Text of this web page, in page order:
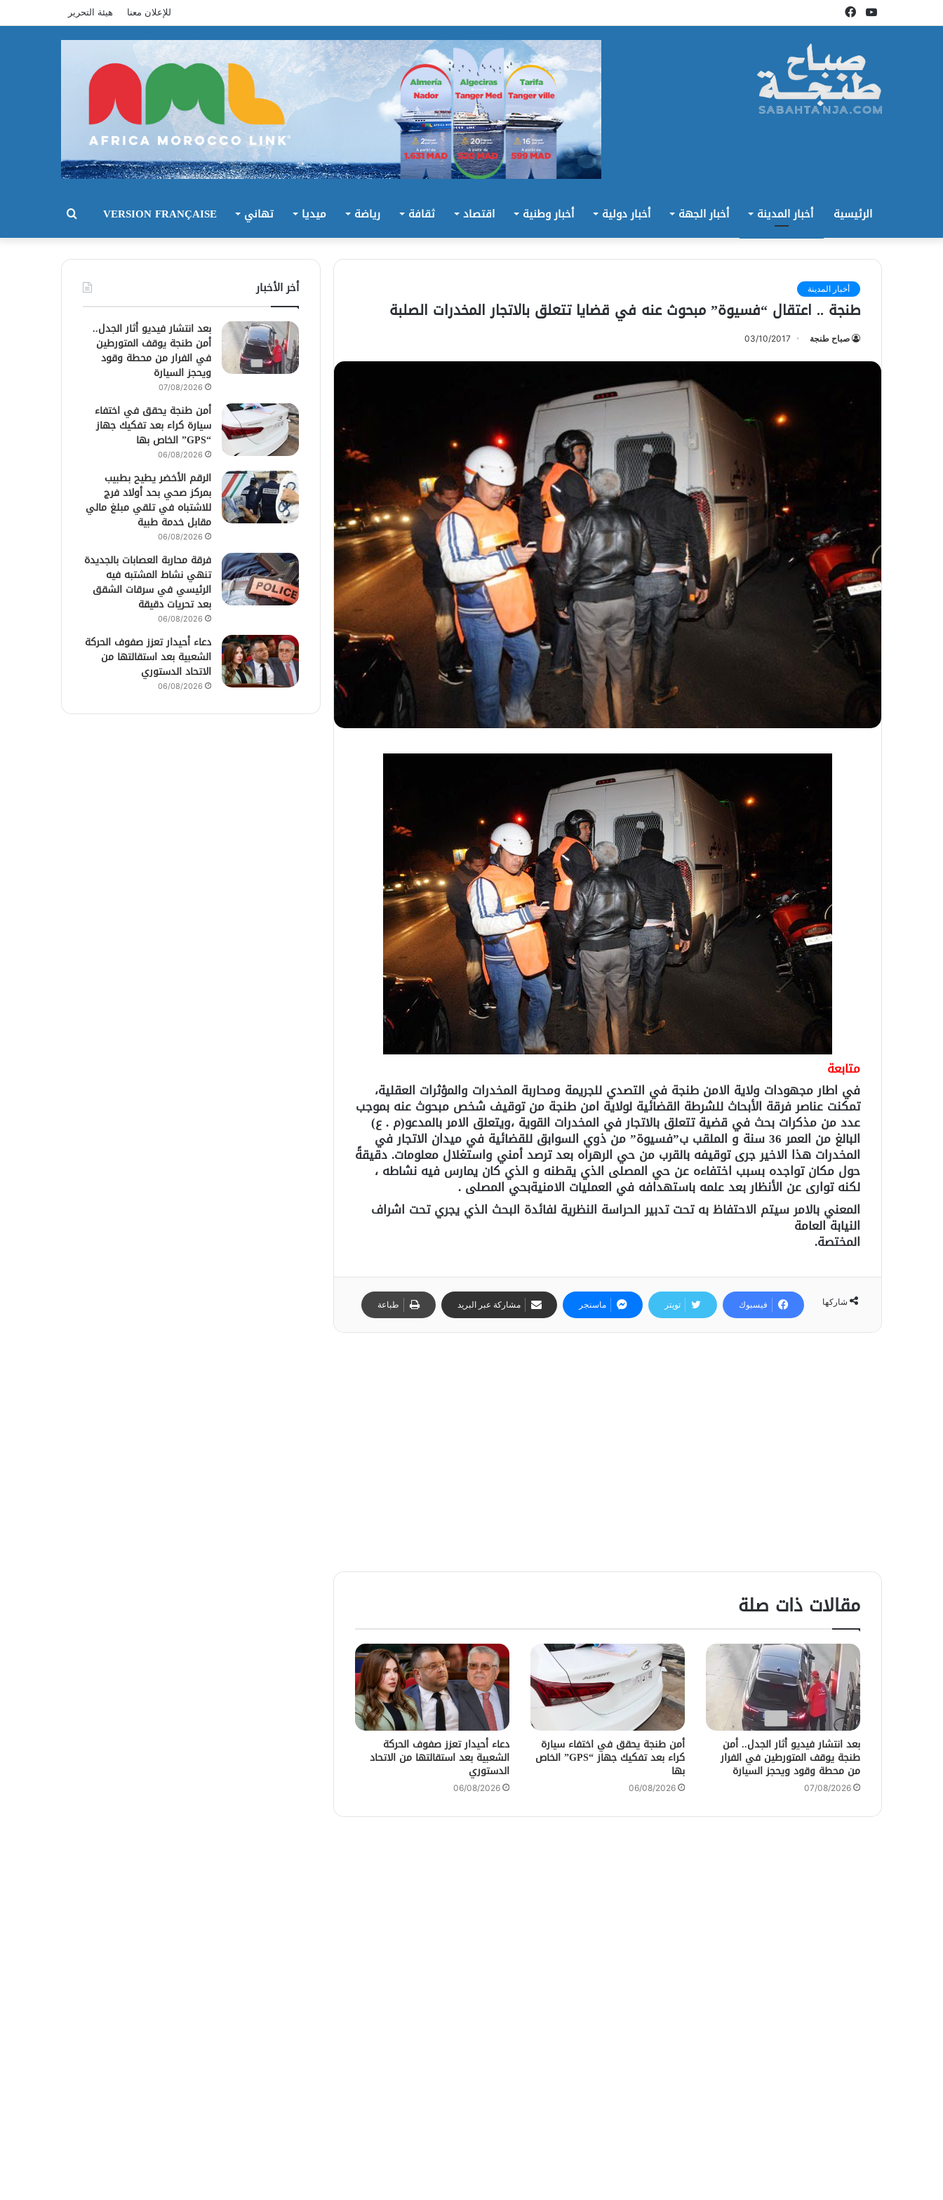
فيسبوكيوتيوب للإعلان معنا هيئة التحرير
الرئيسية أخبار المدينة أخبار الجهة أخبار دولية أخبار وطنية اقتصاد ثقافة رياضة ميديا تهاني VERSION FRANÇAISE بحث
أخبار المدينة
طنجة .. اعتقال “فسيوة” مبحوث عنه في قضايا تتعلق بالاتجار المخدرات الصلبة
صباح طنجة 03/10/2017
متابعة
في اطار مجهودات ولاية الامن طنجة في التصدي للجريمة ومحاربة المخدرات والمؤثرات العقلية،
تمكنت عناصر فرقة الأبحاث للشرطة القضائية لولاية امن طنجة من توقيف شخص مبحوث عنه بموجب
عدد من مذكرات بحث في قضية تتعلق بالاتجار في المخدرات القوية ،ويتعلق الامر بالمدعو(م . ع)
البالغ من العمر 36 سنة و الملقب ب”فسيوة” من ذوي السوابق للقضائية في ميدان الاتجار في
المخدرات هذا الاخير جرى توقيفه بالقرب من حي الرهراه بعد ترصد أمني واستغلال معلومات. دقيقةً
حول مكان تواجده بسبب اختفاءه عن حي المصلى الذي يقطنه و الذي كان يمارس فيه نشاطه ،
لكنه توارى عن الأنظار بعد علمه باستهدافه في العمليات الامنيةبحي المصلى .
المعني بالامر سيتم الاحتفاظ به تحت تدبير الحراسة النظرية لفائدة البحث الذي يجري تحت اشراف
النيابة العامة
المختصة.
شاركها فيسبوك تويتر ماسنجر مشاركة عبر البريد طباعة
مقالات ذات صلة
بعد انتشار فيديو أثار الجدل.. أمن
طنجة يوقف المتورطين في الفرار
من محطة وقود ويحجز السيارة
07/08/2026
أمن طنجة يحقق في اختفاء سيارة
كراء بعد تفكيك جهاز “GPS” الخاص
بها
06/08/2026
دعاء أحيدار تعزز صفوف الحركة
الشعبية بعد استقالتها من الاتحاد
الدستوري
06/08/2026
أخر الأخبار
بعد انتشار فيديو أثار الجدل..
أمن طنجة يوقف المتورطين
في الفرار من محطة وقود
ويحجز السيارة
07/08/2026
أمن طنجة يحقق في اختفاء
سيارة كراء بعد تفكيك جهاز
“GPS” الخاص بها
06/08/2026
الرقم الأخضر يطيح بطبيب
بمركز صحي بحد أولاد فرج
للاشتباه في تلقي مبلغ مالي
مقابل خدمة طبية
06/08/2026
فرقة محاربة العصابات بالجديدة
تنهي نشاط المشتبه فيه
الرئيسي في سرقات الشقق
بعد تحريات دقيقة
06/08/2026
دعاء أحيدار تعزز صفوف الحركة
الشعبية بعد استقالتها من
الاتحاد الدستوري
06/08/2026